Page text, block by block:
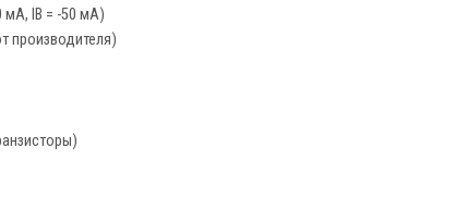
мА, IB = -50 мА)
производителя)